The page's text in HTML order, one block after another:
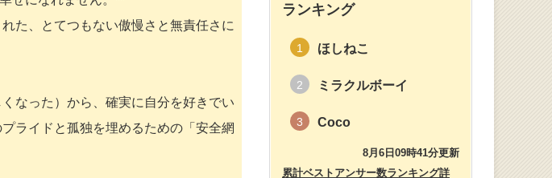
た、とてつもない傲慢さと無責任さに
なった）から、確実に自分を好きでい
ライドと孤独を埋めるための「安全網
ランキング
1 ほしねこ
2 ミラクルボーイ
3 Coco
8月6日09時41分更新
累計ベストアンサー数ランキング詳